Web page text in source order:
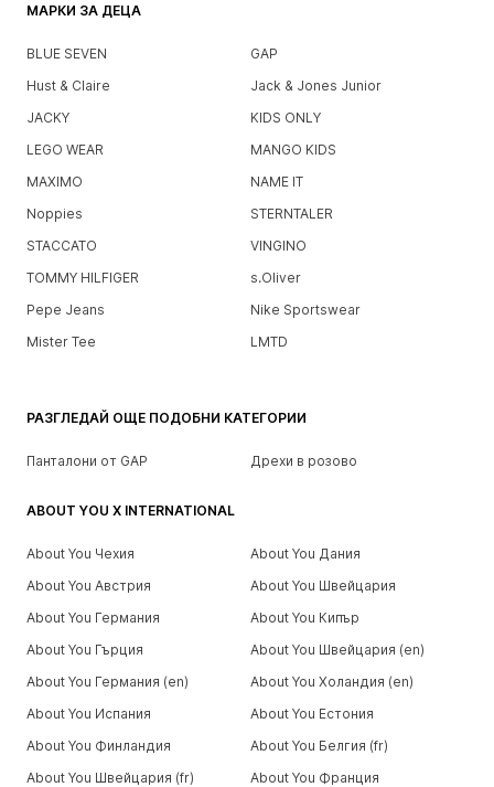
МАРКИ ЗА ДЕЦА
BLUE SEVEN
GAP
Hust & Claire
Jack & Jones Junior
JACKY
KIDS ONLY
LEGO WEAR
MANGO KIDS
MAXIMO
NAME IT
Noppies
STERNTALER
STACCATO
VINGINO
TOMMY HILFIGER
s.Oliver
Pepe Jeans
Nike Sportswear
Mister Tee
LMTD
РАЗГЛЕДАЙ ОЩЕ ПОДОБНИ КАТЕГОРИИ
Панталони от GAP Дрехи в розово
ABOUT YOU X INTERNATIONAL
About You Чехия
About You Дания
About You Австрия
About You Швейцария
About You Германия
About You Кипър
About You Гърция
About You Швейцария (en)
About You Германия (en)
About You Холандия (en)
About You Испания
About You Естония
About You Финландия
About You Белгия (fr)
About You Швейцария (fr)
About You Франция